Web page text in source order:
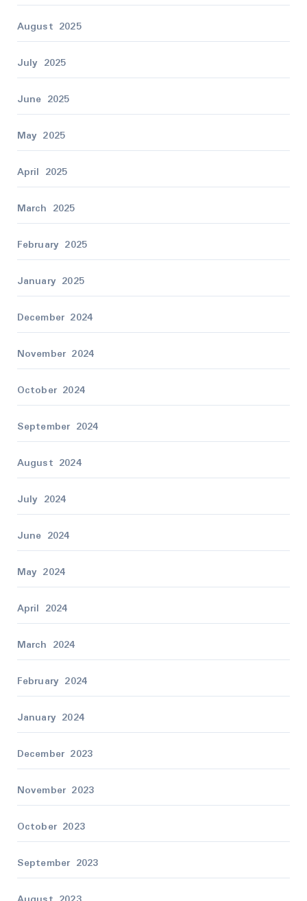
August 2025
July 2025
June 2025
May 2025
April 2025
March 2025
February 2025
January 2025
December 2024
November 2024
October 2024
September 2024
August 2024
July 2024
June 2024
May 2024
April 2024
March 2024
February 2024
January 2024
December 2023
November 2023
October 2023
September 2023